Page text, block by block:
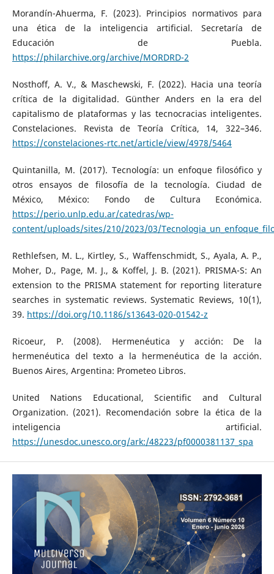
Morandín-Ahuerma, F. (2023). Principios normativos para
una ética de la inteligencia artificial. Secretaría de
Educación de Puebla.
https://philarchive.org/archive/MORDRD-2
Nosthoff, A. V., & Maschewski, F. (2022). Hacia una teoría
crítica de la digitalidad. Günther Anders en la era del
capitalismo de plataformas y las tecnocracias inteligentes.
Constelaciones. Revista de Teoría Crítica, 14, 322–346.
https://constelaciones-rtc.net/article/view/4978/5464
Quintanilla, M. (2017). Tecnología: un enfoque filosófico y
otros ensayos de filosofía de la tecnología. Ciudad de
México, México: Fondo de Cultura Económica.
https://perio.unlp.edu.ar/catedras/wp-
content/uploads/sites/210/2023/03/
Rethlefsen, M. L., Kirtley, S., Waffenschmidt, S., Ayala, A. P.,
Moher, D., Page, M. J., & Koffel, J. B. (2021). PRISMA-S: An
extension to the PRISMA statement for reporting literature
searches in systematic reviews. Systematic Reviews, 10(1),
39. https://doi.org/10.1186/s13643-020-01542-z
Ricoeur, P. (2008). Hermenéutica y acción: De la
hermenéutica del texto a la hermenéutica de la acción.
Buenos Aires, Argentina: Prometeo Libros.
United Nations Educational, Scientific and Cultural
Organization. (2021). Recomendación sobre la ética de la
inteligencia artificial.
https://unesdoc.unesco.org/ark:/48223/pf0000381137_spa